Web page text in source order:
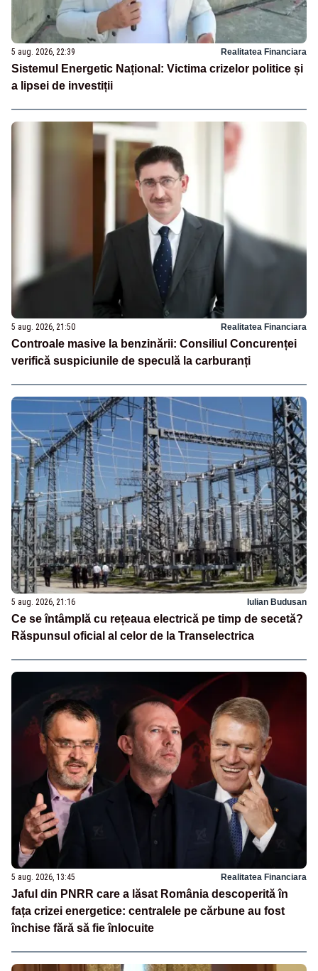
5 aug. 2026, 22:39 Realitatea Financiara
Sistemul Energetic Național: Victima crizelor politice și
a lipsei de investiții
5 aug. 2026, 21:50 Realitatea Financiara
Controale masive la benzinării: Consiliul Concurenței
verifică suspiciunile de speculă la carburanți
5 aug. 2026, 21:16 Iulian Budusan
Ce se întâmplă cu rețeaua electrică pe timp de secetă?
Răspunsul oficial al celor de la Transelectrica
5 aug. 2026, 13:45 Realitatea Financiara
Jaful din PNRR care a lăsat România descoperită în
fața crizei energetice: centralele pe cărbune au fost
închise fără să fie înlocuite